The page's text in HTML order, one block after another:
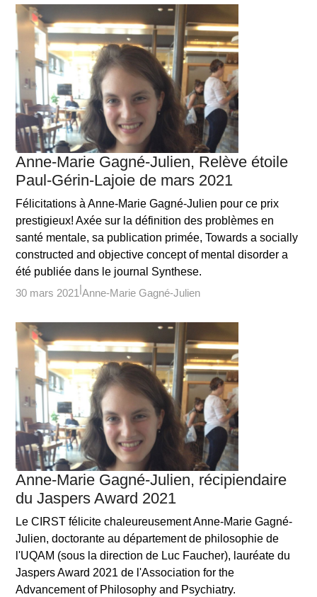
Anne-Marie Gagné-Julien, Relève étoile
Paul-Gérin-Lajoie de mars 2021
Félicitations à Anne-Marie Gagné-Julien pour ce prix
prestigieux! Axée sur la définition des problèmes en
santé mentale, sa publication primée, Towards a socially
constructed and objective concept of mental disorder a
été publiée dans le journal Synthese.
30 mars 2021 Anne-Marie Gagné-Julien
Anne-Marie Gagné-Julien, récipiendaire
du Jaspers Award 2021
Le CIRST félicite chaleureusement Anne-Marie Gagné-
Julien, doctorante au département de philosophie de
l'UQAM (sous la direction de Luc Faucher), lauréate du
Jaspers Award 2021 de l'Association for the
Advancement of Philosophy and Psychiatry.